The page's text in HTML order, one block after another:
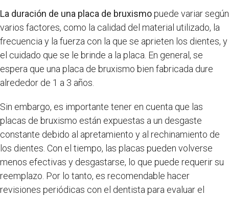
La duración de una placa de bruxismopuede variar según
varios factores, como la calidad del material utilizado, la
frecuencia y la fuerza con la que se aprieten los dientes, y
el cuidado que se le brinde a la placa. En general, se
espera que una placa de bruxismo bien fabricada dure
alrededor de 1 a 3 años.
Sin embargo, es importante tener en cuenta que las
placas de bruxismo están expuestas a un desgaste
constante debido al apretamiento y al rechinamiento de
los dientes. Con el tiempo, las placas pueden volverse
menos efectivas y desgastarse, lo que puede requerir su
reemplazo. Por lo tanto, es recomendable hacer
revisiones periódicas con el dentista para evaluar el